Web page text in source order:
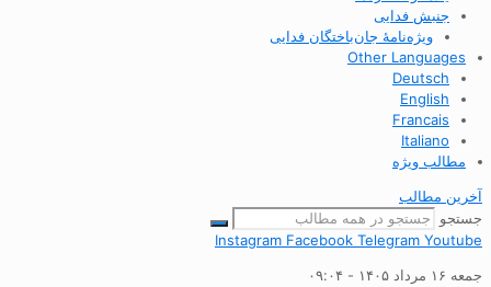
جنبش فدایی
ویژه‌نامهٔ جان‌باختگان فدایی
Other Languages
Deutsch
English
Francais
Italiano
مطالب ویژه
آخرین مطالب
جستجو
Instagram Facebook Telegram Youtube
جمعه ۱۶ مرداد ۱۴۰۵ - ۰۹:۰۴